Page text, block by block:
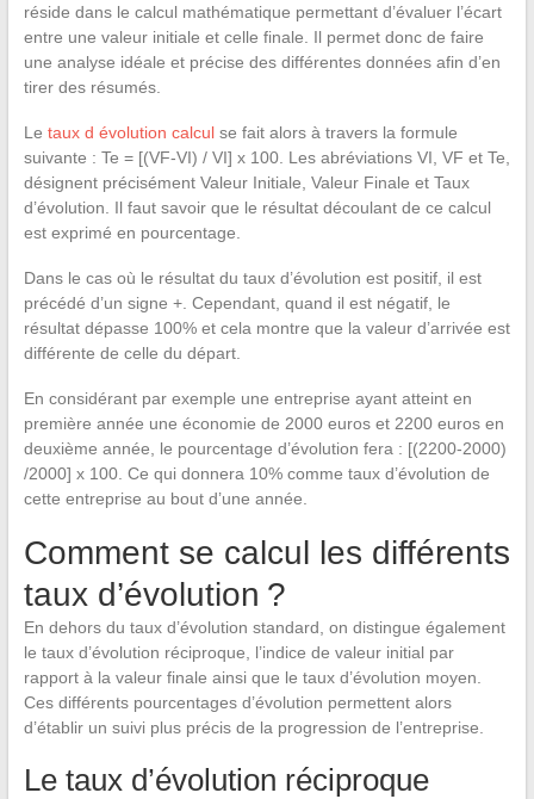
réside dans le calcul mathématique permettant d’évaluer l’écart
entre une valeur initiale et celle finale. Il permet donc de faire
une analyse idéale et précise des différentes données afin d’en
tirer des résumés.
Le taux d évolution calcul se fait alors à travers la formule
suivante : Te = [(VF-VI) / VI] x 100. Les abréviations VI, VF et Te,
désignent précisément Valeur Initiale, Valeur Finale et Taux
d’évolution. Il faut savoir que le résultat découlant de ce calcul
est exprimé en pourcentage.
Dans le cas où le résultat du taux d’évolution est positif, il est
précédé d’un signe +. Cependant, quand il est négatif, le
résultat dépasse 100% et cela montre que la valeur d’arrivée est
différente de celle du départ.
En considérant par exemple une entreprise ayant atteint en
première année une économie de 2000 euros et 2200 euros en
deuxième année, le pourcentage d’évolution fera : [(2200-2000)
/2000] x 100. Ce qui donnera 10% comme taux d’évolution de
cette entreprise au bout d’une année.
Comment se calcul les différents
taux d’évolution ?
En dehors du taux d’évolution standard, on distingue également
le taux d’évolution réciproque, l’indice de valeur initial par
rapport à la valeur finale ainsi que le taux d’évolution moyen.
Ces différents pourcentages d’évolution permettent alors
d’établir un suivi plus précis de la progression de l’entreprise.
Le taux d’évolution réciproque